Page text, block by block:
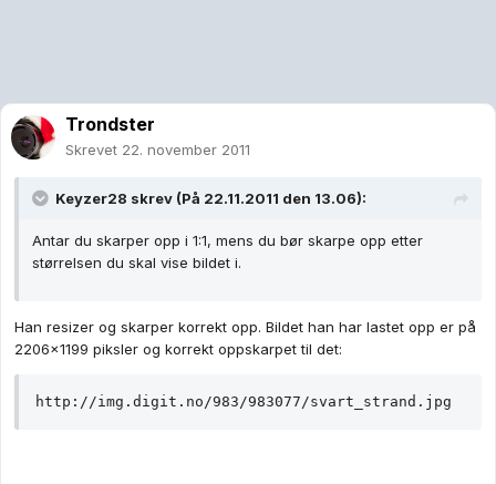
Trondster
Skrevet 22. november 2011
Keyzer28 skrev (På 22.11.2011 den 13.06):
Antar du skarper opp i 1:1, mens du bør skarpe opp etter
størrelsen du skal vise bildet i.
Han resizer og skarper korrekt opp. Bildet han har lastet opp er på
2206x1199 piksler og korrekt oppskarpet til det:
http://img.digit.no/983/983077/svart_strand.jpg